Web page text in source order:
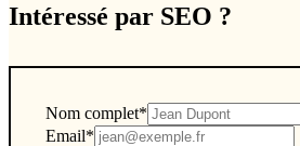
Intéressé par SEO ?
Nom complet*
Email*